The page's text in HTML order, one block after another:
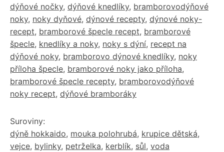
dýňové nočky, dýňové knedlíky, bramborovodýňové
noky, noky dyňové, dýnové recepty, dýnové noky-
recept, bramborové špecle recept, bramborové
špecle, knedlíky a noky, noky s dýní, recept na
dýňové noky, bramborovo dýnové knedlíky, noky
příloha špecle, bramborové noky jako příloha,
bramborové špecle recepty, bramborovodýňové
noky recept, dýňové bramboráky
Suroviny:
dýně hokkaido, mouka polohrubá, krupice dětská,
vejce, bylinky, petrželka, kerblík, sůl, voda